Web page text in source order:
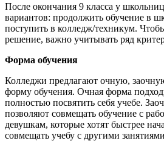
После окончания 9 класса у
вариантов: продолжить обучение в
поступить в колледж/техникум.
решение, важно учитывать ряд
Форма обучения
Колледжи предлагают очную,
форму обучения. Очная форма
полностью посвятить себя учебе.
позволяют совмещать обучение с
девушкам, которые хотят быстрее
совмещать учебу с другими